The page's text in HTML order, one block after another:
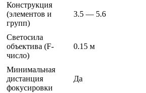
Конструкция
(элементов и
групп)
3.5 — 5.6
Светосила
объектива (F-
число)
0.15 м
Минимальная
дистанция
фокусировки
Да